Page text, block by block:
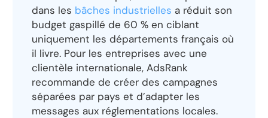
dans les bâches industrielles a réduit son
budget gaspillé de 60 % en ciblant
uniquement les départements français où
il livre. Pour les entreprises avec une
clientèle internationale, AdsRank
recommande de créer des campagnes
séparées par pays et d’adapter les
messages aux réglementations locales.